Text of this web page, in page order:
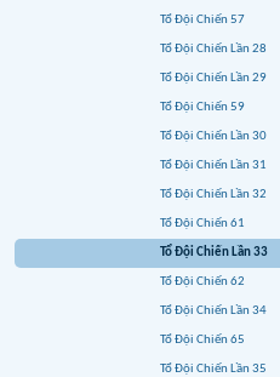
Tổ Đội Chiến 57
Tổ Đội Chiến Lần 28
Tổ Đội Chiến Lần 29
Tổ Đội Chiến 59
Tổ Đội Chiến Lần 30
Tổ Đội Chiến Lần 31
Tổ Đội Chiến Lần 32
Tổ Đội Chiến 61
Tổ Đội Chiến Lần 33
Tổ Đội Chiến 62
Tổ Đội Chiến Lần 34
Tổ Đội Chiến 65
Tổ Đội Chiến Lần 35